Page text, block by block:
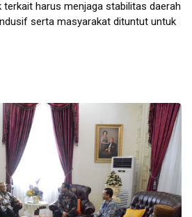
terkait harus menjaga stabilitas daerah
serta masyarakat dituntut untuk